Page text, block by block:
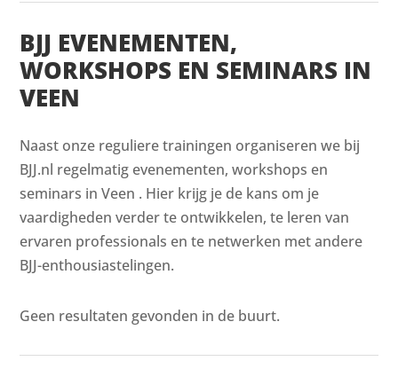
BJJ EVENEMENTEN,
WORKSHOPS EN SEMINARS IN
VEEN
Naast onze reguliere trainingen organiseren we bij
BJJ.nl regelmatig evenementen, workshops en
seminars in Veen . Hier krijg je de kans om je
vaardigheden verder te ontwikkelen, te leren van
ervaren professionals en te netwerken met andere
BJJ-enthousiastelingen.
Geen resultaten gevonden in de buurt.